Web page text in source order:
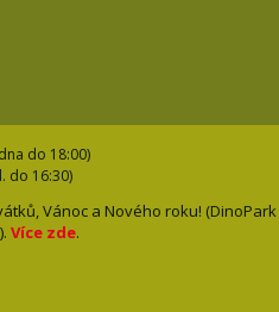
do 18:00)
do 16:30)
Vánoc a Nového roku! (DinoPark
Více zde.